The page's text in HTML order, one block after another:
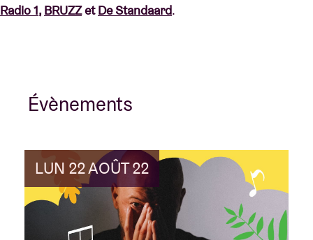
Radio 1, BRUZZetDe Standaard.
Évènements
LUN 22 AOÛT 22